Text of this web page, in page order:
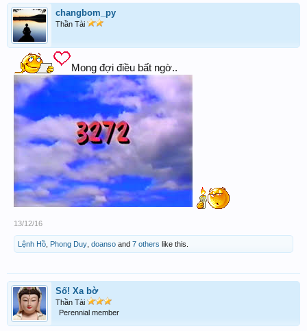
changbom_py
Thần Tài
Mong đợi điều bất ngờ..
13/12/16
Lệnh Hồ Phong Duy doanso and 7 others like this.
Số! Xa bờ
Thần Tài
Perennial member